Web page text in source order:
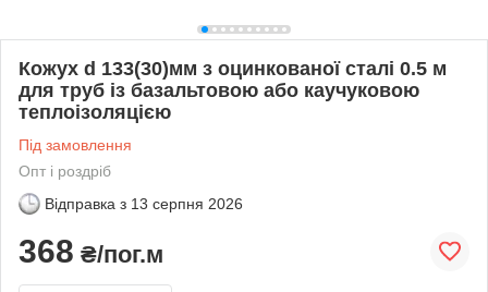
Кожух d 133(30)мм з оцинкованої сталі 0.5 м
для труб із базальтовою або каучуковою
теплоізоляцією
Під замовлення
Опт і роздріб
Відправка з 13 серпня 2026
368 ₴/пог.м